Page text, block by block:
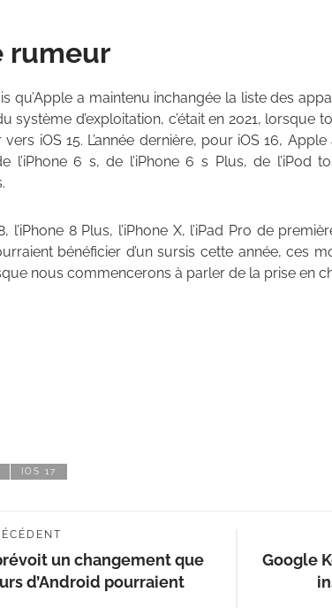
rumeur
qu’Apple a maintenu inchangée la liste des
système d’exploitation, c’était en 2021, lorsque
iOS 15. L’année dernière, pour iOS 16,
l’iPhone 6 s, de l’iPhone 6 s Plus, de l’iPod
l’iPhone 8 Plus, l’iPhone X, l’iPad Pro de
bénéficier d’un sursis cette année, ces
nous commencerons à parler de la prise en
IOS 17
un changement que
d’Android pourraient
Google